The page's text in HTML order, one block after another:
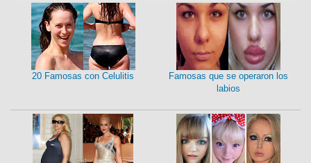
20 Famosas con Celulitis
Famosas que se operaron los
labios